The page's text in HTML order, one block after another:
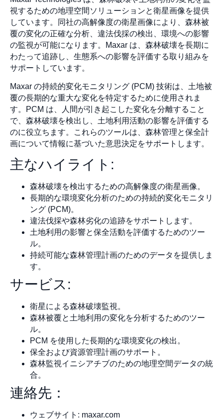
視するための地理空間ソリューションと衛星画像を提供
しています。同社の高解像度の衛星画像により、森林被
覆の変化の正確な分析、違法伐採の検出、環境への影響
の監視が可能になります。Maxar は、森林破壊を長期に
わたって追跡し、生態系への影響を評価する取り組みを
サポートしています。
Maxar の持続的変化モニタリング (PCM) 技術は、土地被
覆の長期的な重大な変化を特定するために使用されま
す。PCM は、人間が引き起こした変化を分離すること
で、森林破壊を検出し、土地利用活動の影響を評価する
のに役立ちます。これらのツールは、森林管理と保全計
画について情報に基づいた意思決定をサポートします。
主なハイライト:
森林破壊を検出するための高解像度の衛星画像。
長期的な環境変化分析のための持続的変化モニタリ
ング (PCM)。
違法伐採や森林劣化の追跡をサポートします。
土地利用の影響と保全活動を評価するためのツー
ル。
持続可能な森林管理計画のためのデータを提供しま
す。
サービス:
衛星による森林破壊監視。
森林被覆と土地利用の変化を分析するためのツー
ル。
PCM を使用した長期的な環境変化の検出。
保全および資源管理計画のサポート。
森林監視イニシアチブのための地理空間データの統
合。
連絡先：
ウェブサイト: maxar.com